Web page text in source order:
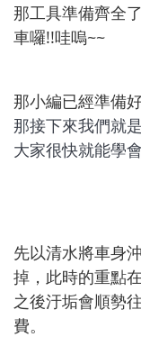
那工具準備齊全
車囉!!哇嗚~~
那小編已經準備
那接下來我們就
大家很快就能學
先以清水將車身
掉，此時的重點
之後汙垢會順勢
費。